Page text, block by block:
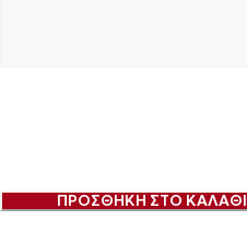
ΠΡΟΣΘΗΚΗ ΣΤΟ ΚΑΛΑΘΙ